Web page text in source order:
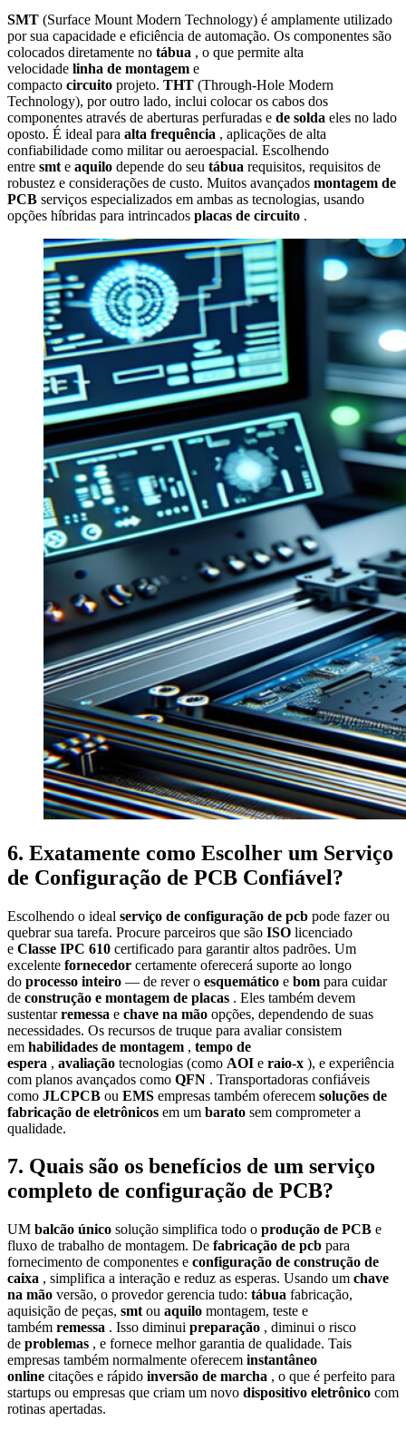
SMT (Surface Mount Modern Technology) é amplamente utilizado
por sua capacidade e eficiência de automação. Os componentes são
colocados diretamente no tábua , o que permite alta
velocidade linha de montagem e
compacto circuito projeto. THT (Through-Hole Modern
Technology), por outro lado, inclui colocar os cabos dos
componentes através de aberturas perfuradas e de solda eles no lado
oposto. É ideal para alta frequência , aplicações de alta
confiabilidade como militar ou aeroespacial. Escolhendo
entre smt e aquilo depende do seu tábua requisitos, requisitos de
robustez e considerações de custo. Muitos avançados montagem de
PCB serviços especializados em ambas as tecnologias, usando
opções híbridas para intrincados placas de circuito .
6. Exatamente como Escolher um Serviço
de Configuração de PCB Confiável?
Escolhendo o ideal serviço de configuração de pcb pode fazer ou
quebrar sua tarefa. Procure parceiros que são ISO licenciado
e Classe IPC 610 certificado para garantir altos padrões. Um
excelente fornecedor certamente oferecerá suporte ao longo
do processo inteiro — de rever o esquemático e bom para cuidar
de construção e montagem de placas . Eles também devem
sustentarremessa e chave na mão opções, dependendo de suas
necessidades. Os recursos de truque para avaliar consistem
em habilidades de montagem , tempo de
espera , avaliação tecnologias (como AOI e raio-x ), e experiência
com planos avançados como QFN . Transportadoras confiáveis
como JLCPCB ou EMS empresas também oferecem soluções de
fabricação de eletrônicos em um barato sem comprometer a
qualidade.
7. Quais são os benefícios de um serviço
completo de configuração de PCB?
UM balcão único solução simplifica todo o produção de PCB e
fluxo de trabalho de montagem. De fabricação de pcb para
fornecimento de componentes e configuração de construção de
caixa , simplifica a interação e reduz as esperas. Usando um chave
na mão versão, o provedor gerencia tudo: tábua fabricação,
aquisição de peças, smt ou aquilo montagem, teste e
também remessa . Isso diminui preparação , diminui o risco
de problemas , e fornece melhor garantia de qualidade. Tais
empresas também normalmente oferecem instantâneo
online citações e rápido inversão de marcha , o que é perfeito para
startups ou empresas que criam um novo dispositivo eletrônico com
rotinas apertadas.